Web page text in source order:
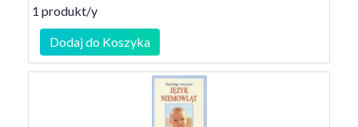
1 produkt/y
Dodaj do Koszyka